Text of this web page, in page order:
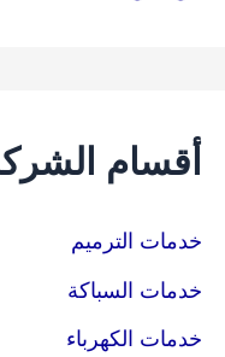
أقسام
خدمات الترميم
خدمات السباكة
خدمات الكهرباء